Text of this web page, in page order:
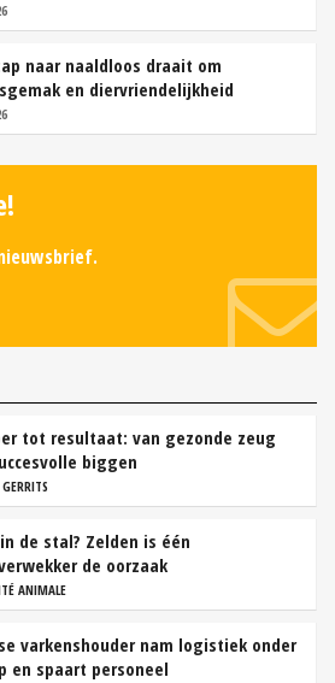
naar naaldloos draait om
en diervriendelijkheid
tot resultaat: van gezonde zeug
biggen
de stal? Zelden is één
de oorzaak
ANIMALE
varkenshouder nam logistiek onder
en spaart personeel